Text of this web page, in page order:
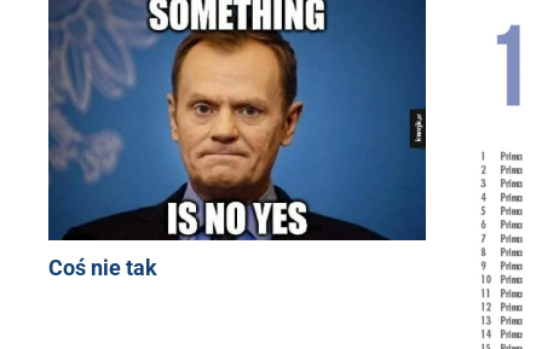
Coś nie tak